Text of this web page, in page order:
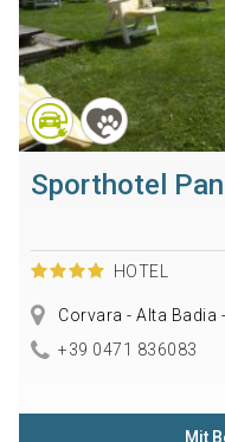
Sporthotel
HOTEL
Corvara - Alta Badia
+39 0471 836083
Mit